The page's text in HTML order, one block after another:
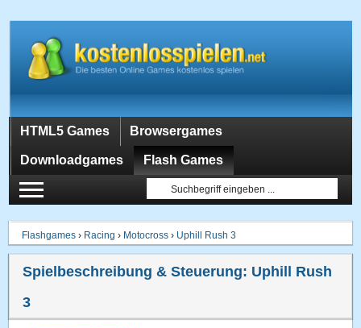
HTML5 Games Browsergames
Downloadgames Flash Games
Flashgames › Racing › Motocross › Uphill Rush 3
Spielbeschreibung & Steuerung: Uphill Rush
3